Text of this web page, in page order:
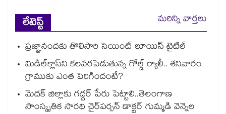
లేటెస్ట్
మరిన్ని వార్తలు
ప్రజ్ఞానందకు తొలిసారి సెయింట్‌‌‌‌ లూయిస్‌‌‌‌ టైటిల్
మిడిల్‌క్లాస్‌ని కలవరపెడుతున్న గోల్డ్ ర్యాలీ.. శనివారం
గ్రాముకు ఎంత పెరిగిందంటే?
మెదక్ జిల్లాకు గద్దర్ పేరు పెట్టాలి..తెలంగాణ
సాంస్కృతిక సారథి చైర్‌‌పర్సన్ డాక్టర్ గుమ్మడి వెన్నెల